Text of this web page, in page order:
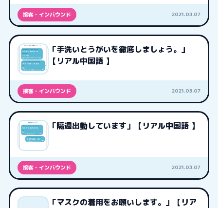
接客・インバウンド 2021.03.07
「手洗いとうがいを徹底しましょう。」
【リアル中国語 】
接客・インバウンド 2021.03.07
「隔週出勤しています」【リアル中国語 】
接客・インバウンド 2021.03.07
「マスクの着用をお願いします。」【リア